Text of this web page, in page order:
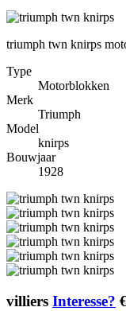
triumph twn knirps
Type
Motorblokken
Merk
Triumph
Model
knirps
Bouwjaar
1928
villiers Interesse?